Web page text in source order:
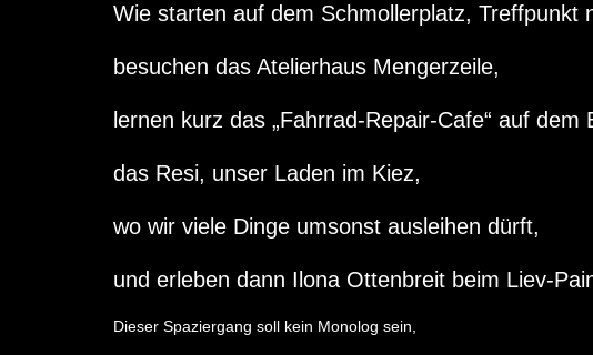
Wie starten auf dem Schmollerplatz, Treffpunkt
besuchen das Atelierhaus Mengerzeile,
lernen kurz das „Fahrrad-Repair-Cafe“ auf dem
das Resi, unser Laden im Kiez,
wo wir viele Dinge umsonst ausleihen dürft,
und erleben dann Ilona Ottenbreit beim Liev-
Dieser Spaziergang soll kein Monolog sein,